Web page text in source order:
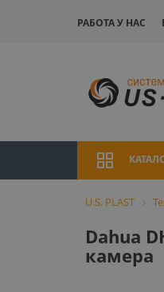
РАБОТА У НАС
U.S. PLAST
Dahua
камера